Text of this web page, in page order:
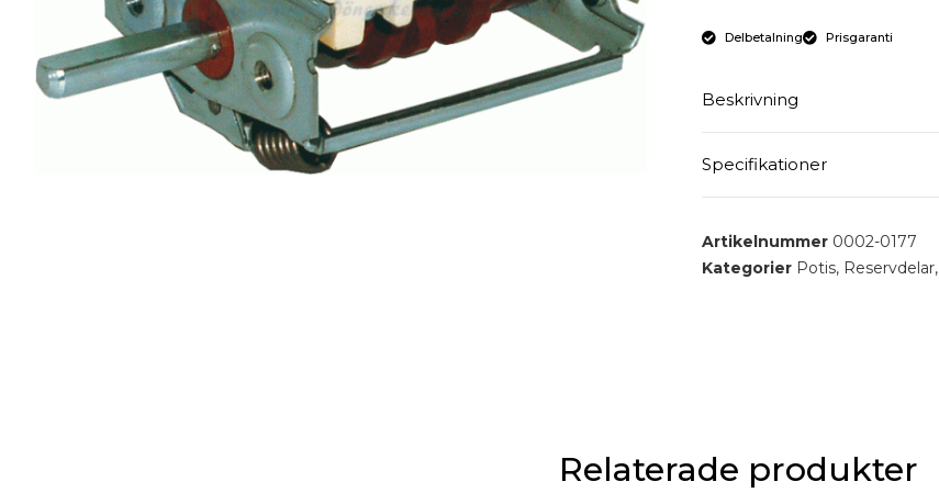
Delbetalning Prisgaranti
Beskrivning
POTIS skruvbar Vikt: 115 g
Specifikationer
Vikt (g) : 115
Artikelnummer 0002-0177
Kategorier Potis, Reservdelar,
Relaterade produkter